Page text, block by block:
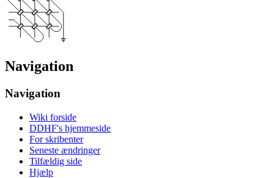
Navigation
Navigation
Wiki forside
DDHF's hjemmeside
For skribenter
Seneste ændringer
Tilfældig side
Hjælp